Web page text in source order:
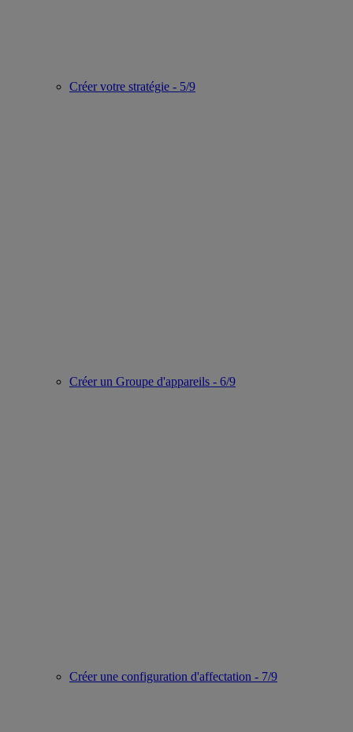
Créer votre stratégie - 5/9
Créer un Groupe d'appareils - 6/9
Créer une configuration d'affectation - 7/9